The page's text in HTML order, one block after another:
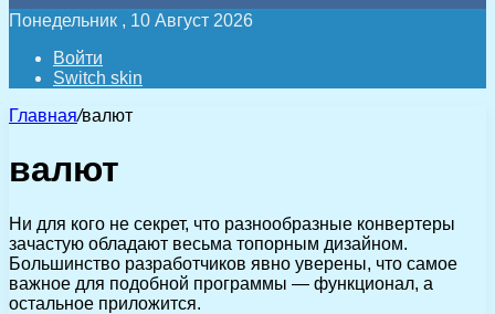
Понедельник , 10 Август 2026
Войти
Switch skin
Главная/валют
валют
Ни для кого не секрет, что разнообразные конвертеры
зачастую обладают весьма топорным дизайном.
Большинство разработчиков явно уверены, что самое
важное для подобной программы — функционал, а
остальное приложится.